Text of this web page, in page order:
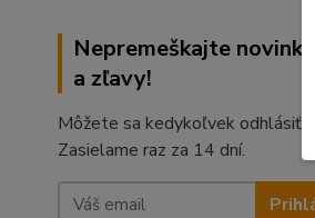
Nepremeškajte novinky,
a zľavy!
Môžete sa kedykoľvek odhlásiť.
Zasielame raz za 14 dní.